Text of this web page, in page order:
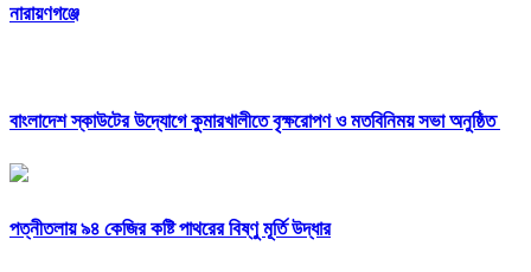
নারায়ণগঞ্জে
বাংলাদেশ স্কাউটের উদ্যোগে কুমারখালীতে বৃক্ষরোপণ ও মতবিনিময় সভা অনুষ্ঠিত
পত্নীতলায় ৯৪ কেজির কষ্টি পাথরের বিষ্ণু মূর্তি উদ্ধার